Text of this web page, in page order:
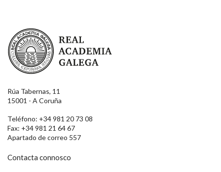
Real Academia Galega
Rúa Tabernas, 11
15001 - A Coruña
Teléfono: +34 981 20 73 08
Fax: +34 981 21 64 67
Apartado de correo 557
Contacta connosco